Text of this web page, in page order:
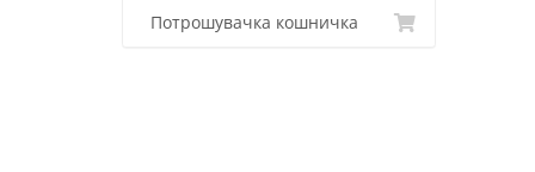
Потрошувачка кошничка